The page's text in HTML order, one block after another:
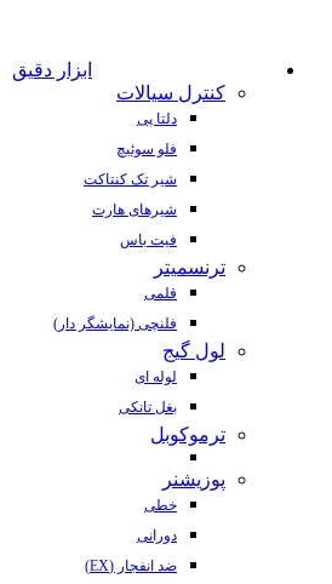
ابزار دقیق
کنترل سیالات
دلتا پی
فلو سوئیچ
شیر تک کنتاکت
شیرهای هارت
فیت باس
ترنسمیتر
قلمی
فلنچی (نمایشگر دار)
لول گیج
لوله ای
بغل تانکی
ترموکوبل
پوزیشنر
خطی
دورانی
ضد انفجار (EX)